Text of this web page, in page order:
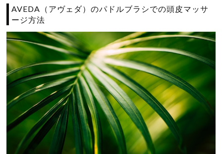
AVEDA（アヴェダ）のパドルブラシでの頭皮マッサ
ージ方法